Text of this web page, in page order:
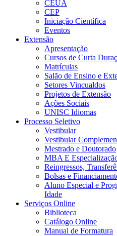
CEUA
CEP
Iniciação Científica
Eventos
Extensão
Apresentação
Cursos de Curta
Matrículas
Salão de Ensino e
Setores Vincualdos
Projetos de Extensão
Ações Sociais
UNISC Idiomas
Processo Seletivo
Vestibular
Vestibular
Mestrado e Doutorado
MBA E
Reingressos,
Bolsas e
Aluno Especial e
Idade
Serviços Online
Biblioteca
Catálogo Online
Manual de Formatura